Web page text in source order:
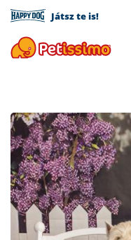
Játsz te is!